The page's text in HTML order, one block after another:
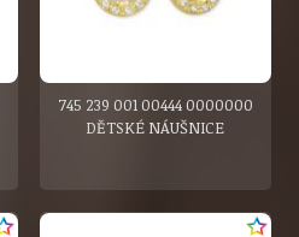
745 239 001 00444 0000000
DĚTSKÉ NÁUŠNICE